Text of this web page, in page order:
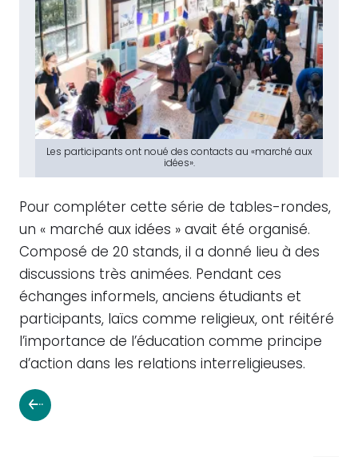
Les participants ont noué des contacts au «marché aux
idées».
Pour compléter cette série de tables-rondes,
un « marché aux idées » avait été organisé.
Composé de 20 stands, il a donné lieu à des
discussions très animées. Pendant ces
échanges informels, anciens étudiants et
participants, laïcs comme religieux, ont réitéré
l’importance de l’éducation comme principe
d’action dans les relations interreligieuses.